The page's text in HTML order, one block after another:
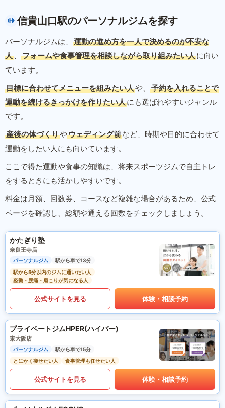
信貴山口駅のパーソナルジムを探す
パーソナルジムは、
運動の進め方を一人で決めるのが不安な
人 、 フォームや食事管理を相談しながら取り組みたい人に向い
ています。
目標に合わせてメニューを組みたい人や、
予約を入れることで
運動を続けるきっかけを作りたい人にも選ばれやすいジャンル
です。
産後の体づくりやウェディング前など、時期や目的に合わせて
運動をしたい人にも向いています。
ここで得た運動や食事の知識は、将来スポーツジムで自主トレ
をするときにも活かしやすいです。
料金は月額、回数券、コースなど複雑な場合があるため、公式
ページを確認し、総額や通える回数をチェックしましょう。
かたぎり塾
奈良王寺店
パーソナルジム
駅から車で13分
駅から5分以内のジムに通いたい人
姿勢・腰痛・肩こりが気になる人
公式サイトを見る 体験・相談予約
プライベートジムHPER(ハイパー)
東大阪店
パーソナルジム
駅から車で15分
とにかく痩せたい人
食事管理も任せたい人
公式サイトを見る 体験・相談予約